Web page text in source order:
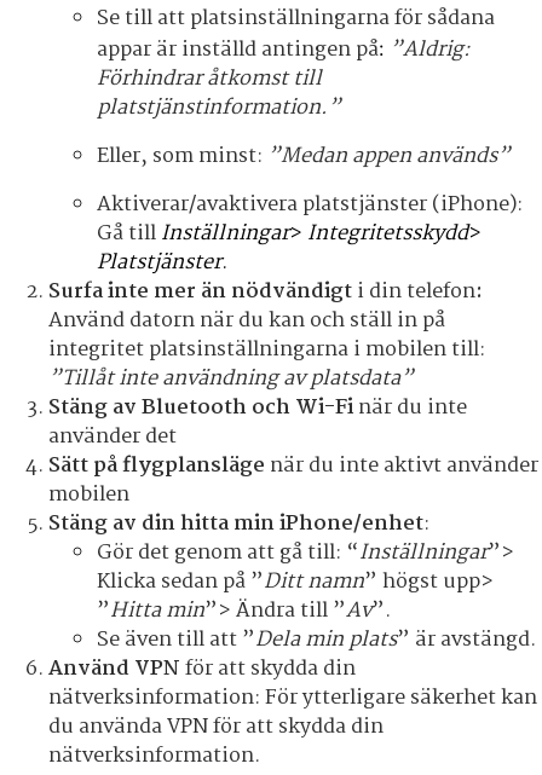
Se till att platsinställningarna för sådana
appar är inställd antingen på: ”Aldrig:
Förhindrar åtkomst till
platstjänstinformation.”
Eller, som minst: ”Medan appen används”
Aktiverar/avaktivera platstjänster (iPhone):
Gå tillInställningar> Integritetsskydd>
Platstjänster.
Surfa inte mer än nödvändigti din telefon:
Använd datorn när du kan och ställ in på
integritet platsinställningarna i mobilen till:
”Tillåt inte användning av platsdata”
Stäng av Bluetooth och Wi-Finär du inte
använder det
Sätt på flygplansläge när du inte aktivt använder
mobilen
Stäng av din hitta min iPhone/enhet:
Gör det genom att gå till: “Inställningar”>
Klicka sedan på ”Dittnamn” högst upp>
”Hittamin”> Ändra till ”Av”.
Se även till att ”Dela min plats” är avstängd.
Använd VPNför att skydda din
nätverksinformation: För ytterligare säkerhet kan
du använda VPN för att skydda din
nätverksinformation.